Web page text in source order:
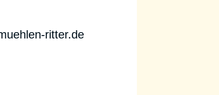
ritter.de